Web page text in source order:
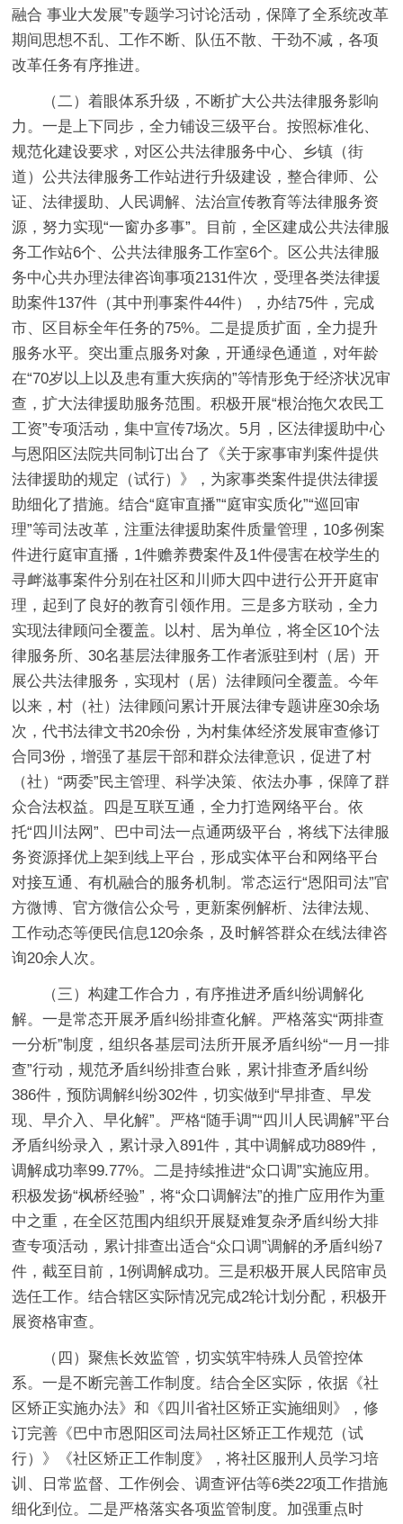
融合 事业大发展”专题学习讨论活动，保障了全系统改革
期间思想不乱、工作不断、队伍不散、干劲不减，各项
改革任务有序推进。
（二）着眼体系升级，不断扩大公共法律服务影响
力。一是上下同步，全力铺设三级平台。按照标准化、
规范化建设要求，对区公共法律服务中心、乡镇（街
道）公共法律服务工作站进行升级建设，整合律师、公
证、法律援助、人民调解、法治宣传教育等法律服务资
源，努力实现“一窗办多事”。目前，全区建成公共法律服
务工作站6个、公共法律服务工作室6个。区公共法律服
务中心共办理法律咨询事项2131件次，受理各类法律援
助案件137件（其中刑事案件44件），办结75件，完成
市、区目标全年任务的75%。 二是提质扩面，全力提升
服务水平。 突出重点服务对象，开通绿色通道，对年龄
在“70岁以上以及患有重大疾病的”等情形免于经济状况审
查，扩大法律援助服务范围。积极开展“根治拖欠农民工
工资”专项活动，集中宣传7场次。5月，区法律援助中心
与恩阳区法院共同制订出台了《关于家事审判案件提供
法律援助的规定（试行）》，为家事类案件提供法律援
助细化了措施。结合“庭审直播”“庭审实质化”“巡回审
理”等司法改革，注重法律援助案件质量管理，10多例案
件进行庭审直播，1件赡养费案件及1件侵害在校学生的
寻衅滋事案件分别在社区和川师大四中进行公开开庭审
理，起到了良好的教育引领作用。 三是多方联动，全力
实现法律顾问全覆盖。
以村、居为单位，将全区10个法
律服务所、30名基层法律服务工作者派驻到村（居）开
展公共法律服务，实现村（居）法律顾问全覆盖。今年
以来，村（社）法律顾问累计开展法律专题讲座30余场
次，代书法律文书20余份，为村集体经济发展审查修订
合同3份，增强了基层干部和群众法律意识，促进了村
（社）“两委”民主管理、科学决策、依法办事，保障了群
众合法权益。 四是互联互通，全力打造网络平台。依
托“四川法网”、巴中司法一点通两级平台，将线下法律服
务资源择优上架到线上平台，形成实体平台和网络平台
对接互通、有机融合的服务机制。常态运行“恩阳司法”官
方微博、官方微信公众号，更新案例解析、法律法规、
工作动态等便民信息120余条，及时解答群众在线法律咨
询20余人次。
（三）构建工作合力，有序推进矛盾纠纷调解化
解。一是常态开展矛盾纠纷排查化解。 严格落实“两排查
一分析”制度，组织各基层司法所开展矛盾纠纷“一月一排
查”行动，规范矛盾纠纷排查台账，累计排查矛盾纠纷
386件，预防调解纠纷302件，切实做到“早排查、早发
现、早介入、早化解”。严格“随手调”“四川人民调解”平台
矛盾纠纷录入，累计录入891件，其中调解成功889件，
调解成功率99.77%。 二是持续推进“众口调”实施应用。
积极发扬“枫桥经验”，将“众口调解法”的推广应用作为重
中之重，在全区范围内组织开展疑难复杂矛盾纠纷大排
查专项活动，累计排查出适合“众口调”调解的矛盾纠纷7
件，截至目前，1例调解成功。 三是积极开展人民陪审员
选任工作。结合辖区实际情况完成2轮计划分配，积极开
展资格审查。
（四）聚焦长效监管，切实筑牢特殊人员管控体
系。一是不断完善工作制度。结合全区实际，依据《社
区矫正实施办法》和《四川省社区矫正实施细则》，修
订完善《巴中市恩阳区司法局社区矫正工作规范（试
行）》《社区矫正工作制度》，将社区服刑人员学习培
训、日常监督、工作例会、调查评估等6类22项工作措施
细化到位。 二是严格落实各项监管制度。 加强重点时